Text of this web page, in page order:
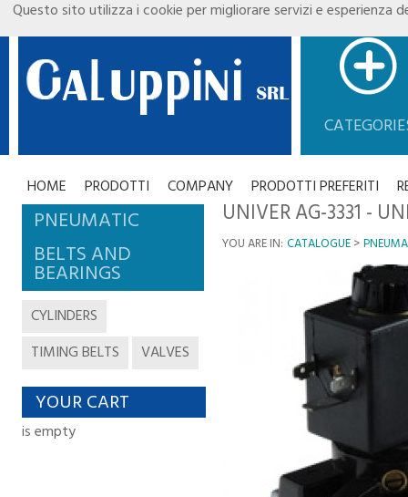
HOME PRODOTTI COMPANY PRODOTTI PREFERITI
PNEUMATIC
BELTS AND
BEARINGS
CYLINDERS
TIMING BELTS
VALVES
YOUR CART
is empty
UNIVER AG-3331 -
YOU ARE IN: CATALOGUE
Questo sito utilizza i cookie per migliorare servizi e esperienza